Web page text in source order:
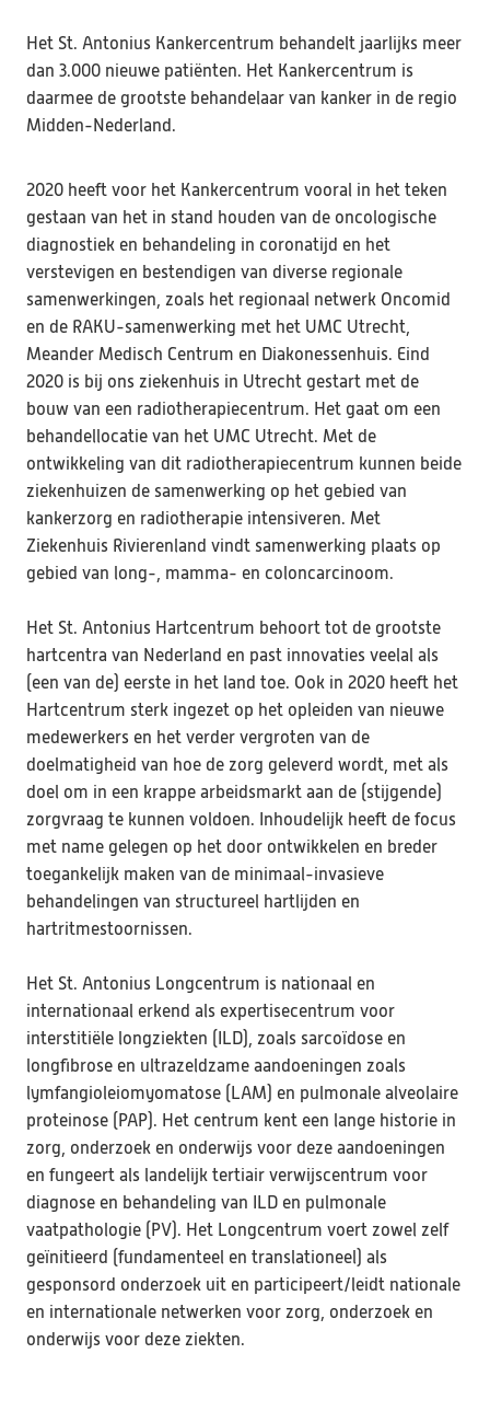
Het St. Antonius Kankercentrum behandelt jaarlijks meer
dan 3.000 nieuwe patiënten. Het Kankercentrum is
daarmee de grootste behandelaar van kanker in de regio
Midden-Nederland.
2020 heeft voor het Kankercentrum vooral in het teken
gestaan van het in stand houden van de oncologische
diagnostiek en behandeling in coronatijd en het
verstevigen en bestendigen van diverse regionale
samenwerkingen, zoals het regionaal netwerk Oncomid
en de RAKU-samenwerking met het UMC Utrecht,
Meander Medisch Centrum en Diakonessenhuis. Eind
2020 is bij ons ziekenhuis in Utrecht gestart met de
bouw van een radiotherapiecentrum. Het gaat om een
behandellocatie van het UMC Utrecht. Met de
ontwikkeling van dit radiotherapiecentrum kunnen beide
ziekenhuizen de samenwerking op het gebied van
kankerzorg en radiotherapie intensiveren. Met
Ziekenhuis Rivierenland vindt samenwerking plaats op
gebied van long-, mamma- en coloncarcinoom.
Het St. Antonius Hartcentrum behoort tot de grootste
hartcentra van Nederland en past innovaties veelal als
(een van de) eerste in het land toe. Ook in 2020 heeft het
Hartcentrum sterk ingezet op het opleiden van nieuwe
medewerkers en het verder vergroten van de
doelmatigheid van hoe de zorg geleverd wordt, met als
doel om in een krappe arbeidsmarkt aan de (stijgende)
zorgvraag te kunnen voldoen. Inhoudelijk heeft de focus
met name gelegen op het door ontwikkelen en breder
toegankelijk maken van de minimaal-invasieve
behandelingen van structureel hartlijden en
hartritmestoornissen.
Het St. Antonius Longcentrum is nationaal en
internationaal erkend als expertisecentrum voor
interstitiële longziekten (ILD), zoals sarcoïdose en
longfibrose en ultrazeldzame aandoeningen zoals
lymfangioleiomyomatose (LAM) en pulmonale alveolaire
proteinose (PAP). Het centrum kent een lange historie in
zorg, onderzoek en onderwijs voor deze aandoeningen
en fungeert als landelijk tertiair verwijscentrum voor
diagnose en behandeling van ILD en pulmonale
vaatpathologie (PV). Het Longcentrum voert zowel zelf
geïnitieerd (fundamenteel en translationeel) als
gesponsord onderzoek uit en participeert/leidt nationale
en internationale netwerken voor zorg, onderzoek en
onderwijs voor deze ziekten.